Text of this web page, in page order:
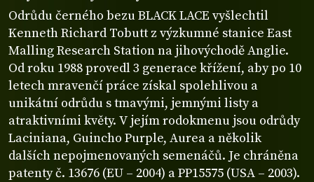
Odrůdu černého bezu BLACK LACE vyšlechtil
Kenneth Richard Tobutt z výzkumné stanice East
Malling Research Station na jihovýchodě Anglie.
Od roku 1988 provedl 3 generace křížení, aby po 10
letech mravenčí práce získal spolehlivou a
unikátní odrůdu s tmavými, jemnými listy a
atraktivními květy. V jejím rodokmenu jsou odrůdy
Laciniana, Guincho Purple, Aurea a několik
dalších nepojmenovaných semenáčů. Je chráněna
patenty č. 13676 (EU – 2004) a PP15575 (USA – 2003).